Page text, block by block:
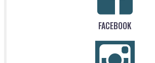
FACEBOOK